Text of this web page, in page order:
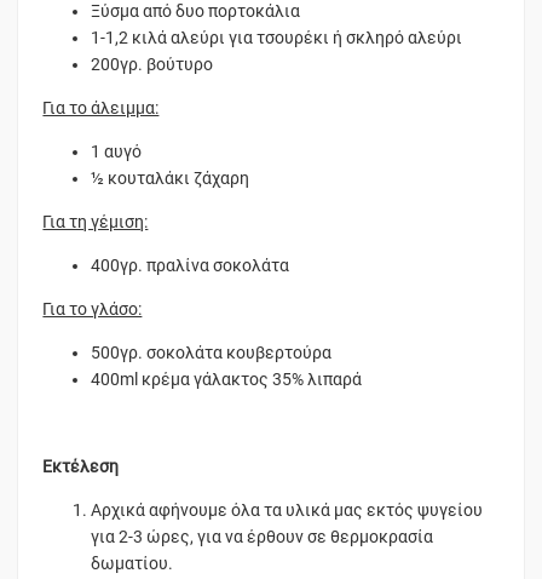
Ξύσμα από δυο πορτοκάλια
1-1,2 κιλά αλεύρι για τσουρέκι ή σκληρό αλεύρι
200γρ. βούτυρο
Για το άλειμμα:
1 αυγό
½ κουταλάκι ζάχαρη
Για τη γέμιση:
400γρ. πραλίνα σοκολάτα
Για το γλάσο:
500γρ. σοκολάτα κουβερτούρα
400ml κρέμα γάλακτος 35% λιπαρά
Εκτέλεση
Αρχικά αφήνουμε όλα τα υλικά μας εκτός ψυγείου
για 2-3 ώρες, για να έρθουν σε θερμοκρασία
δωματίου.